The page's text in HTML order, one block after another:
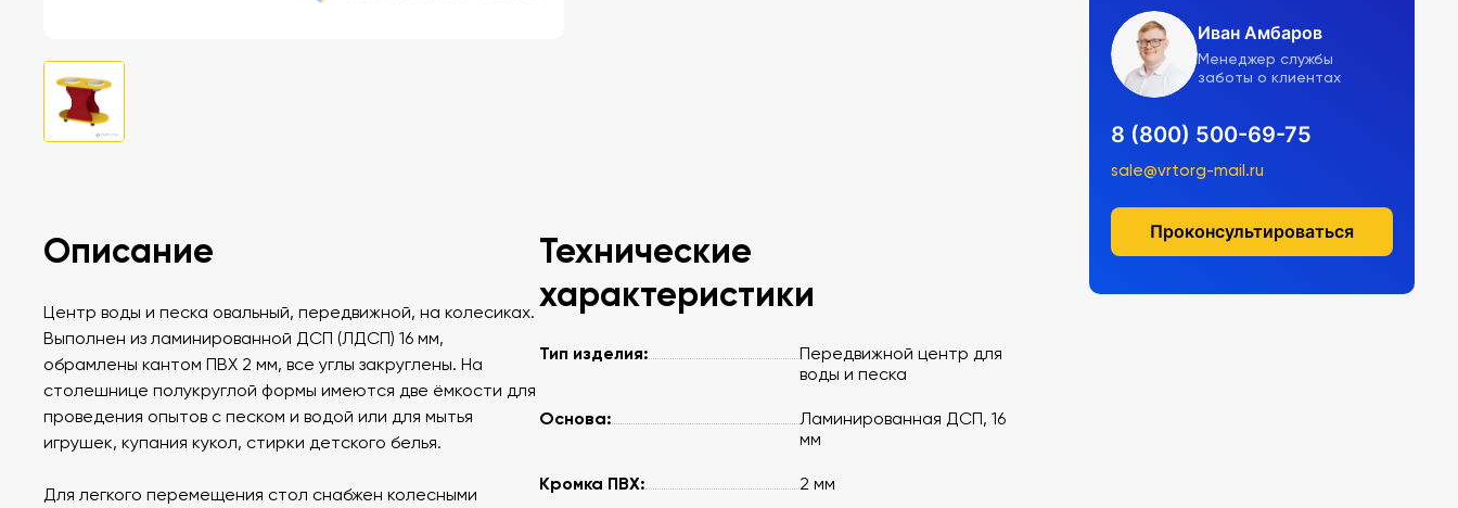
Иван Амбаров
Менеджер службы
заботы о клиентах
8 (800) 500-69-75
sale@vrtorg-mail.ru
Проконсультироваться
Описание
Центр воды и песка овальный, передвижной, на колесиках.
Выполнен из ламинированной ДСП (ЛДСП) 16 мм,
обрамлены кантом ПВХ 2 мм, все углы закруглены. На
столешнице полукруглой формы имеются две ёмкости для
проведения опытов с песком и водой или для мытья
игрушек, купания кукол, стирки детского белья.
Для легкого перемещения стол снабжен колесными
Технические
характеристики
Тип изделия:
Передвижной центр для
воды и песка
Основа:
Ламинированная ДСП, 16
мм
Кромка ПВХ: 2 мм